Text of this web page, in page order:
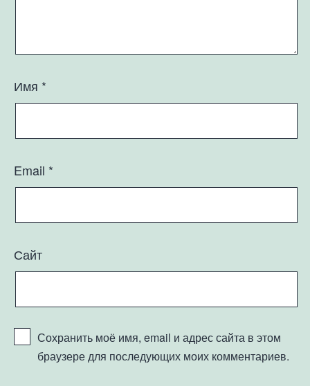
Имя *
Email *
Сайт
Сохранить моё имя, email и адрес сайта в этом
браузере для последующих моих комментариев.